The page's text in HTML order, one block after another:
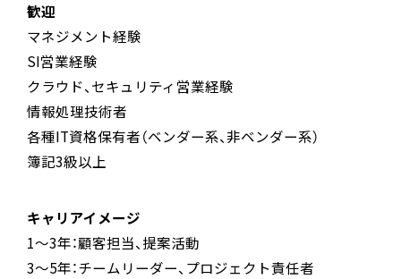
歓迎
マネジメント経験
SI営業経験
クラウド、セキュリティ営業経験
情報処理技術者
各種IT資格保有者（ベンダー系、非ベンダー系）
簿記3級以上
キャリアイメージ
1～3年：顧客担当、提案活動
3～5年：チームリーダー、プロジェクト責任者